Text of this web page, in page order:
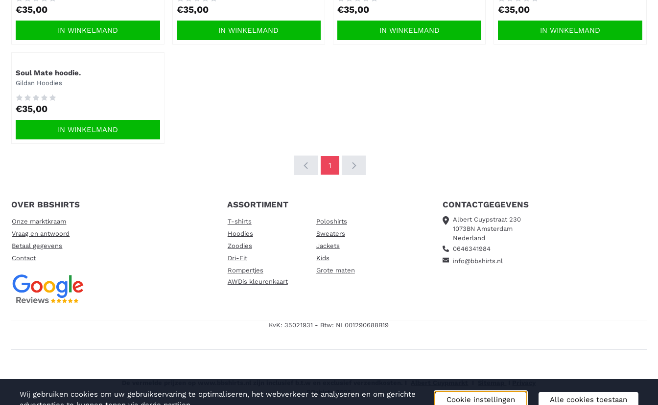
Prijs: 35,00
€35,00
IN WINKELMAND
Prijs: 35,00
€35,00
IN WINKELMAND
Prijs: 35,00
€35,00
IN WINKELMAND
Prijs: 35,00
€35,00
IN WINKELMAND
Soul Mate hoodie.
Merk:
Gildan Hoodies
Prijs: 35,00
€35,00
IN WINKELMAND
1
OVER BBSHIRTS
Onze marktkraam
Vraag en antwoord
Betaal gegevens
Contact
ASSORTIMENT
T-shirts
Poloshirts
Hoodies
Sweaters
Zoodies
Jackets
Dri-Fit
Kids
Rompertjes
Grote maten
AWDis kleurenkaart
CONTACTGEGEVENS
Albert Cuypstraat 230
1073BN Amsterdam
Nederland
0646341984
info@bbshirts.nl
KvK: 35021931 - Btw: NL001290688B19
BBshirts 2025
Wij gebruiken cookies om uw gebruikservaring te optimaliseren, het webverkeer te analyseren en om gerichte
Cookie instellingen Alle cookies toestaan